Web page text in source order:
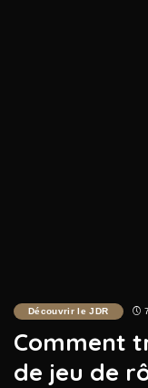
Découvrir le JDR
Comment
de jeu de